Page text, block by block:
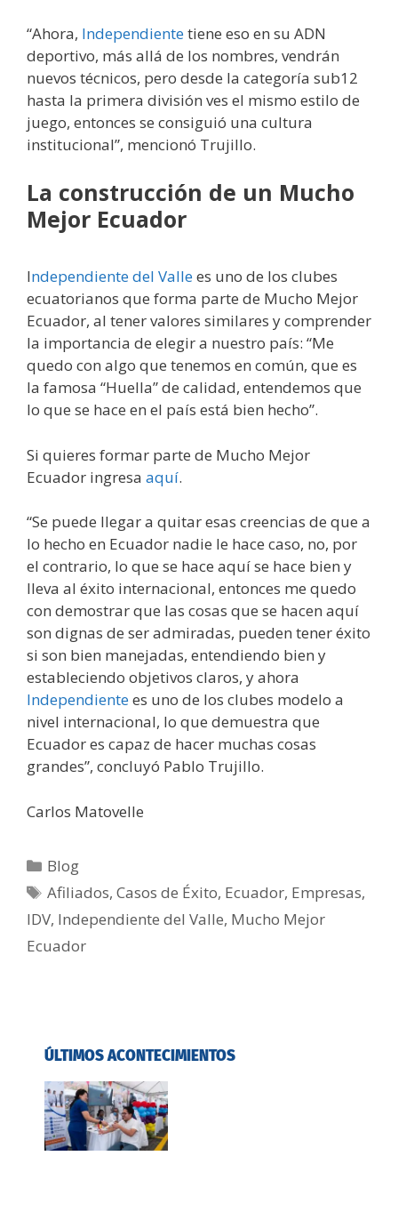
“Ahora, Independientetiene eso en su ADN
deportivo, más allá de los nombres, vendrán
nuevos técnicos, pero desde la categoría sub12
hasta la primera división ves el mismo estilo de
juego, entonces se consiguió una cultura
institucional”, mencionó Trujillo.
La construcción de un Mucho
Mejor Ecuador
Independiente del Vallees uno de los clubes
ecuatorianos que forma parte de Mucho Mejor
Ecuador, al tener valores similares y comprender
la importancia de elegir a nuestro país: “Me
quedo con algo que tenemos en común, que es
la famosa “Huella” de calidad, entendemos que
lo que se hace en el país está bien hecho”.
Si quieres formar parte de Mucho Mejor
Ecuador ingresa aquí.
“Se puede llegar a quitar esas creencias de que a
lo hecho en Ecuador nadie le hace caso, no, por
el contrario, lo que se hace aquí se hace bien y
lleva al éxito internacional, entonces me quedo
con demostrar que las cosas que se hacen aquí
son dignas de ser admiradas, pueden tener éxito
si son bien manejadas, entendiendo bien y
estableciendo objetivos claros, y ahora
Independientees uno de los clubes modelo a
nivel internacional, lo que demuestra que
Ecuador es capaz de hacer muchas cosas
grandes”, concluyó Pablo Trujillo.
Carlos Matovelle
Blog
Afiliados,Casos de Éxito, Ecuador, Empresas,
IDV, Independiente del Valle, Mucho Mejor
Ecuador
ÚLTIMOS ACONTECIMIENTOS